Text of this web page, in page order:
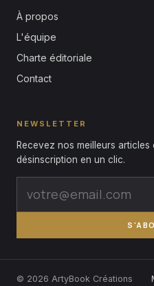
À propos
L'équipe
Charte éditoriale
Contact
NEWSLETTER
Recevez nos meilleurs articles
désinscription en un clic.
© 2026 ArtyBook Créations